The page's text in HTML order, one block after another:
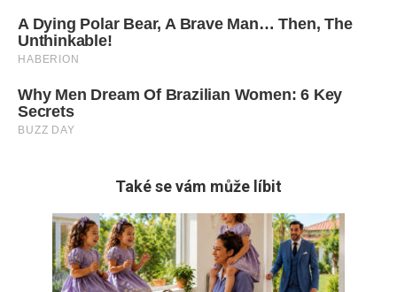
Také se vám může líbit